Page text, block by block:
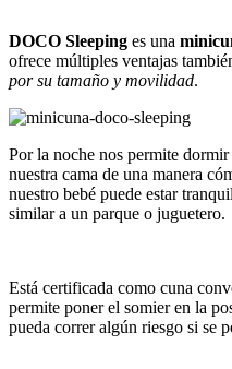
DOCO Sleeping es una
ofrece múltiples ventajas
por su tamaño y movilidad.
Por la noche nos permite
nuestra cama de una manera
nuestro bebé puede estar
similar a un parque o juguetero.
Está certificada como cuna
permite poner el somier en la
pueda correr algún riesgo si se